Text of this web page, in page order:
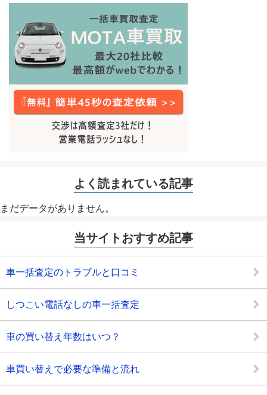
よく読まれている記事
まだデータがありません。
当サイトおすすめ記事
車一括査定のトラブルと口コミ
しつこい電話なしの車一括査定
車の買い替え年数はいつ？
車買い替えで必要な準備と流れ